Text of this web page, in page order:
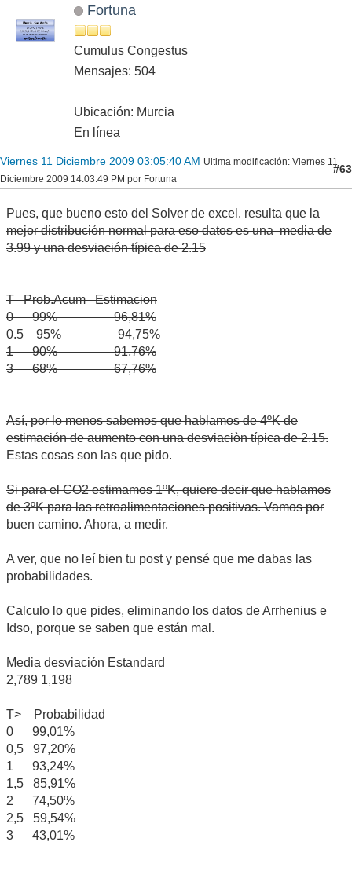
Fortuna
Cumulus Congestus
Mensajes: 504
Ubicación: Murcia
En línea
Viernes 11 Diciembre 2009 03:05:40 AM Ultima modificación: Viernes 11
Diciembre 2009 14:03:49 PM por Fortuna
#63
Pues, que bueno esto del Solver de excel. resulta que la
mejor distribución normal para eso datos es una media de
3.99 y una desviación típica de 2.15
T Prob.Acum Estimacion
0 99% 96,81%
0.5 95% 94,75%
1 90% 91,76%
3 68% 67,76%
Así, por lo menos sabemos que hablamos de 4ºK de
estimación de aumento con una desviaciòn típica de 2.15.
Estas cosas son las que pido.
Si para el CO2 estimamos 1ºK, quiere decir que hablamos
de 3ºK para las retroalimentaciones positivas. Vamos por
buen camino. Ahora, a medir.
A ver, que no leí bien tu post y pensé que me dabas las
probabilidades.
Calculo lo que pides, eliminando los datos de Arrhenius e
Idso, porque se saben que están mal.
Media desviación Estandard
2,789 1,198
T> Probabilidad
0 99,01%
0,5 97,20%
1 93,24%
1,5 85,91%
2 74,50%
2,5 59,54%
3 43,01%